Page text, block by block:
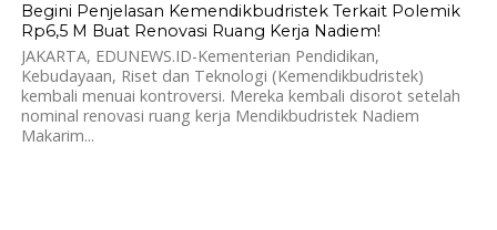
Begini Penjelasan Kemendikbudristek Terkait Polemik
Rp6,5 M Buat Renovasi Ruang Kerja Nadiem!
JAKARTA, EDUNEWS.ID-Kementerian Pendidikan,
Kebudayaan, Riset dan Teknologi (Kemendikbudristek)
kembali menuai kontroversi. Mereka kembali disorot setelah
nominal renovasi ruang kerja Mendikbudristek Nadiem
Makarim...